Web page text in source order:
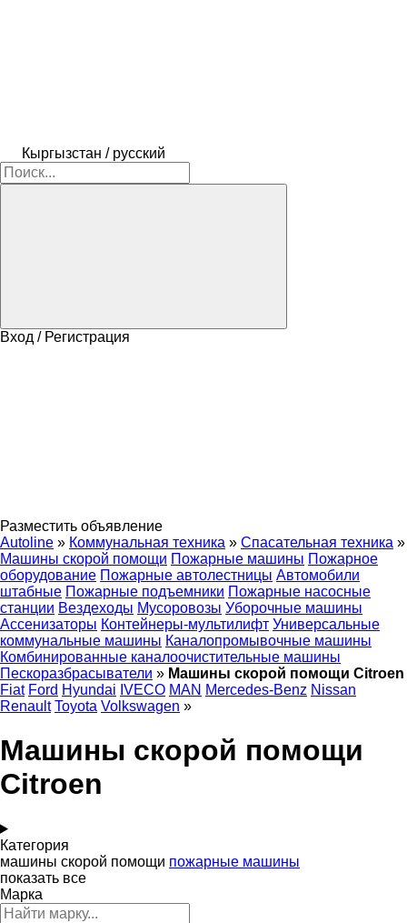
Кыргызстан / русский
Вход / Регистрация
Разместить объявление
Autoline » Коммунальная техника » Спасательная техника »
Машины скорой помощи Пожарные машины Пожарное
оборудование Пожарные автолестницы Автомобили
штабные Пожарные подъемники Пожарные насосные
станции Вездеходы Мусоровозы Уборочные машины
Ассенизаторы Контейнеры-мультилифт Универсальные
коммунальные машины Каналопромывочные машины
Комбинированные каналоочистительные машины
Пескоразбрасыватели » Машины скорой помощи Citroen
Fiat Ford Hyundai IVECO MAN Mercedes-Benz Nissan
Renault Toyota Volkswagen »
Машины скорой помощи
Citroen
Категория
машины скорой помощи пожарные машины
показать все
Марка